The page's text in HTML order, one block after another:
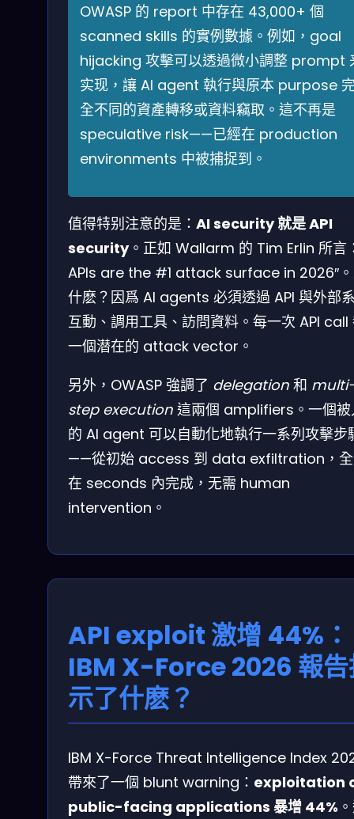
OWASP 的 report 中存在 43,000+ 個
scanned skills 的實例數據。例如，goal
hijacking 攻擊可以透過微小調整 prompt
实现，讓 AI agent 執行與原本 purpose
全不同的資產轉移或資料竊取。這不再是
speculative risk——已經在 production
environments 中被捕捉到。
值得特别注意的是： AI security 就是 API
security。正如 Wallarm 的 Tim Erlin 所言
APIs are the #1 attack surface in 2026″
什麽？因爲 AI agents 必須透過 API 與外部
互動、調用工具、訪問資料。每一次 API call
一個潜在的 attack vector。
另外，OWASP 強調了 delegation 和
step execution 這兩個 amplifiers。一個被
的 AI agent 可以自動化地執行一系列攻擊步
——從初始 access 到 data exfiltration，
在 seconds 內完成，无需 human
intervention。
API exploit 激增 44%：
IBM X-Force 2026 報
示了什麽？
IBM X-Force Threat Intelligence Index
帶來了一個 blunt warning： exploitation
public-facing applications 暴增 44%